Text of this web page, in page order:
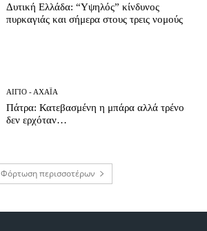
Δυτική Ελλάδα: “Υψηλός” κίνδυνος
πυρκαγιάς και σήμερα στους τρεις νομούς
ΑΊΓΙΟ - ΑΧΑΪ́Α
Πάτρα: Κατεβασμένη η μπάρα αλλά τρένο
δεν ερχόταν…
Φόρτωση περισσοτέρων